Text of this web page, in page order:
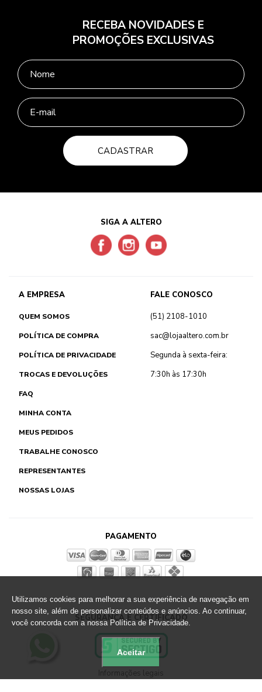
RECEBA NOVIDADES E
PROMOÇÕES EXCLUSIVAS
CADASTRAR
SIGA A ALTERO
A EMPRESA
QUEM SOMOS
POLÍTICA DE COMPRA
POLÍTICA DE PRIVACIDADE
TROCAS E DEVOLUÇÕES
FAQ
MINHA CONTA
MEUS PEDIDOS
TRABALHE CONOSCO
REPRESENTANTES
NOSSAS LOJAS
FALE CONOSCO
(51) 2108-1010
sac@lojaaltero.com.br
Segunda à sexta-feira:
7:30h às 17:30h
PAGAMENTO
SEGURANÇA E CERTIFICADO
Informações legais
Utilizamos cookies para melhorar a sua experiência de navegação em
nosso site, além de personalizar conteúdos e anúncios. Ao continuar,
você concorda com a nossa Política de Privacidade.
Aceitar